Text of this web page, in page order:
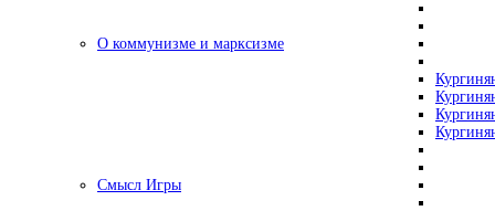
О коммунизме и марксизме
Смысл Игры